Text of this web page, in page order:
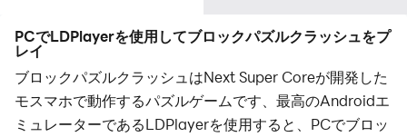
PCでLDPlayerを使用してブロックパズルクラッシュをプ
レイ
ブロックパズルクラッシュはNext Super Coreが開発した
モスマホで動作するパズルゲームです、最高のAndroidエ
ミュレーターであるLDPlayerを使用すると、PCでブロッ